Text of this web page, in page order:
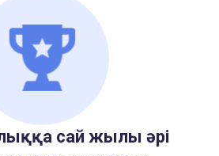
сай жылы әрі